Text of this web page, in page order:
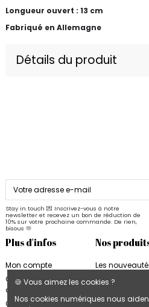
Longueur ouvert : 13 cm
Fabriqué en Allemagne
Détails du produit
Stay in touch 💌 Inscrivez-vous à notre
newsletter et recevez un bon de réduction de
10% sur votre prochaine commande. De rien,
bisous 🫶
Plus d'infos
Mon compte
Conditions
d'utilisation
Contactez-nous
Nos
Les
Blocs &
🍪 Vous aimez les cookies ?
Nos cookies numériques nous